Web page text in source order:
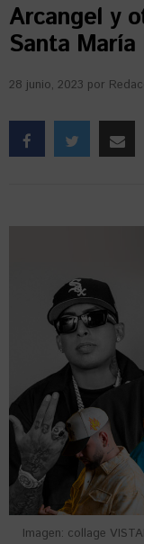
Arcangel y
Santa
28 junio, 2023 por
Imagen: collage